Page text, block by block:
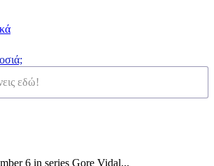
6 in series Gore Vidal...